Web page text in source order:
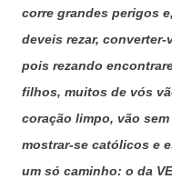
corre grandes perigos
deveis rezar, converter-
pois rezando
filhos, muitos de vós
coração limpo, vão
mostrar-se católicos e
um só caminho: o da